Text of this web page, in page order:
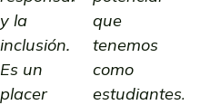
y la
inclusión.
Es un
placer
que
tenemos
como
estudiantes.